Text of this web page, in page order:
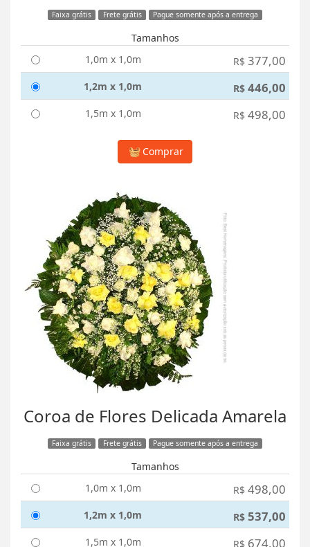
Faixa grátis Frete grátis Pague somente após a entrega
Tamanhos
1,0m x 1,0m
R$ 377,00
1,2m x 1,0m R$ 446,00
1,5m x 1,0m R$ 498,00
Comprar
Coroa de Flores Delicada Amarela
Faixa grátis Frete grátis Pague somente após a entrega
Tamanhos
1,0m x 1,0m
R$ 498,00
1,2m x 1,0m R$ 537,00
1,5m x 1,0m R$ 674,00